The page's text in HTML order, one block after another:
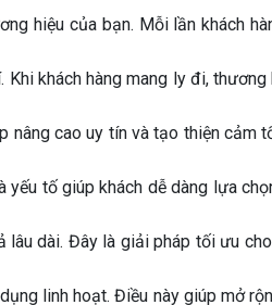
hiệu của bạn. Mỗi lần khách
khách hàng mang ly đi, thương
cao uy tín và tạo thiện cảm
tố giúp khách dễ dàng lựa
dài. Đây là giải pháp tối ưu
linh hoạt. Điều này giúp mở